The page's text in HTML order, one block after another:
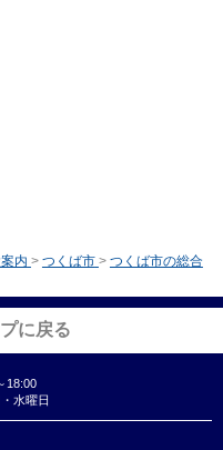
内 > つくば市 > つくば市の総合
に戻る
18:00
水曜日